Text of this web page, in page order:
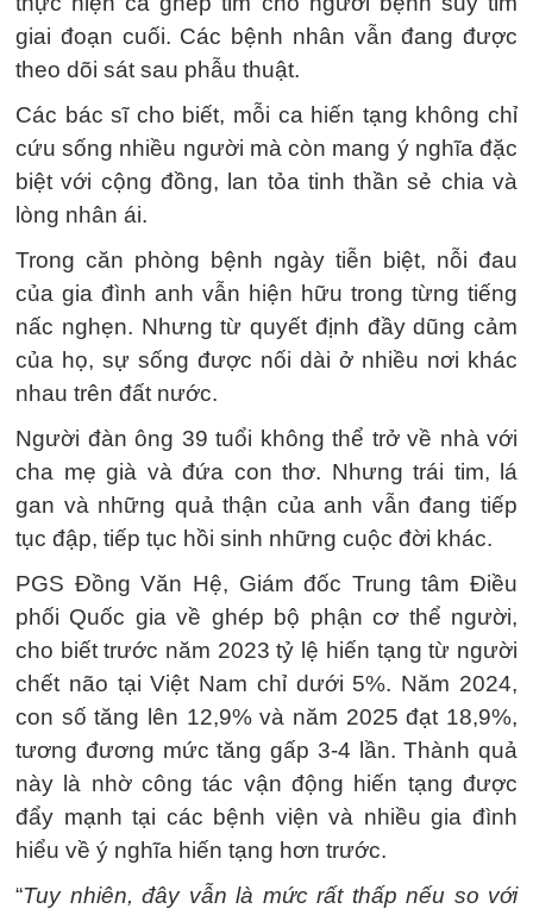
giai đoạn cuối. Các bệnh nhân vẫn đang được
theo dõi sát sau phẫu thuật.
Các bác sĩ cho biết, mỗi ca hiến tạng không chỉ
cứu sống nhiều người mà còn mang ý nghĩa đặc
biệt với cộng đồng, lan tỏa tinh thần sẻ chia và
lòng nhân ái.
Trong căn phòng bệnh ngày tiễn biệt, nỗi đau
của gia đình anh vẫn hiện hữu trong từng tiếng
nấc nghẹn. Nhưng từ quyết định đầy dũng cảm
của họ, sự sống được nối dài ở nhiều nơi khác
nhau trên đất nước.
Người đàn ông 39 tuổi không thể trở về nhà với
cha mẹ già và đứa con thơ. Nhưng trái tim, lá
gan và những quả thận của anh vẫn đang tiếp
tục đập, tiếp tục hồi sinh những cuộc đời khác.
PGS Đồng Văn Hệ, Giám đốc Trung tâm Điều
phối Quốc gia về ghép bộ phận cơ thể người,
cho biết trước năm 2023 tỷ lệ hiến tạng từ người
chết não tại Việt Nam chỉ dưới 5%. Năm 2024,
con số tăng lên 12,9% và năm 2025 đạt 18,9%,
tương đương mức tăng gấp 3-4 lần. Thành quả
này là nhờ công tác vận động hiến tạng được
đẩy mạnh tại các bệnh viện và nhiều gia đình
hiểu về ý nghĩa hiến tạng hơn trước.
“Tuy nhiên, đây vẫn là mức rất thấp nếu so với